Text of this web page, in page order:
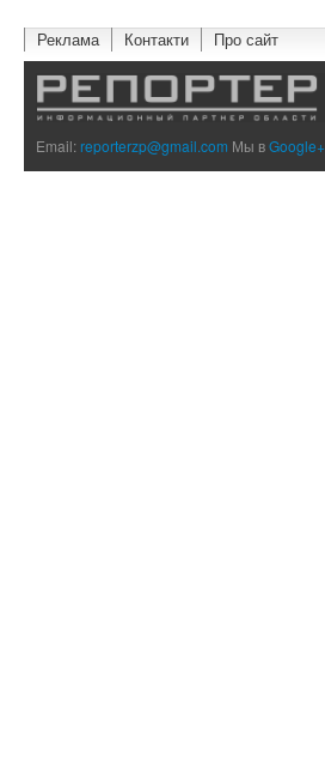
Реклама Контакти Про сайт
Email:reporterzp@gmail.com Мы вGoogle+